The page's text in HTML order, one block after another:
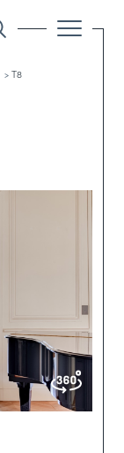
T8